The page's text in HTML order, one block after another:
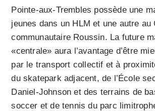
Pointe-aux-Trembles possède une
jeunes dans un HLM et une autre au
communautaire Roussin. La future
«centrale» aura l’avantage d’être
par le transport collectif et à
du skatepark adjacent, de l’École
Daniel-Johnson et des terrains de
soccer et de tennis du parc